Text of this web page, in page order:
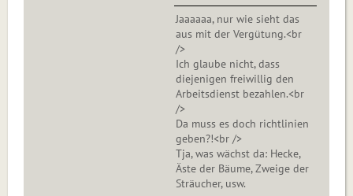
Jaaaaaa, nur wie sieht das
aus mit der Vergütung.<br
/>
Ich glaube nicht, dass
diejenigen freiwillig den
Arbeitsdienst bezahlen.<br
/>
Da muss es doch richtlinien
geben?!<br />
Tja, was wächst da: Hecke,
Äste der Bäume, Zweige der
Sträucher, usw.